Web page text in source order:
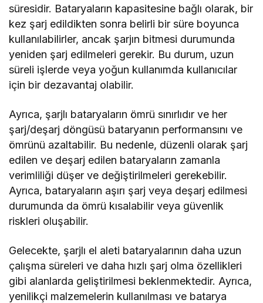
süresidir. Bataryaların kapasitesine bağlı olarak, bir
kez şarj edildikten sonra belirli bir süre boyunca
kullanılabilirler, ancak şarjın bitmesi durumunda
yeniden şarj edilmeleri gerekir. Bu durum, uzun
süreli işlerde veya yoğun kullanımda kullanıcılar
için bir dezavantaj olabilir.
Ayrıca, şarjlı bataryaların ömrü sınırlıdır ve her
şarj/deşarj döngüsü bataryanın performansını ve
ömrünü azaltabilir. Bu nedenle, düzenli olarak şarj
edilen ve deşarj edilen bataryaların zamanla
verimliliği düşer ve değiştirilmeleri gerekebilir.
Ayrıca, bataryaların aşırı şarj veya deşarj edilmesi
durumunda da ömrü kısalabilir veya güvenlik
riskleri oluşabilir.
Gelecekte, şarjlı el aleti bataryalarının daha uzun
çalışma süreleri ve daha hızlı şarj olma özellikleri
gibi alanlarda geliştirilmesi beklenmektedir. Ayrıca,
yenilikçi malzemelerin kullanılması ve batarya